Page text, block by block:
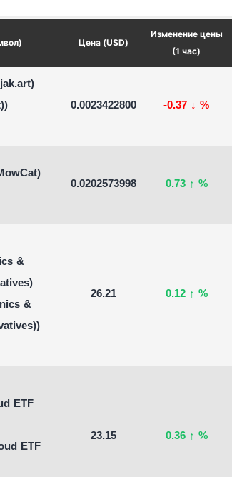
Цена (USD)
Изменение цены
(1 час)
0.0023422800 -0.37 ↓ %
0.0202573998 0.73 ↑ %
&
&
26.21 0.12 ↑ %
ETF
ETF
23.15 0.36 ↑ %